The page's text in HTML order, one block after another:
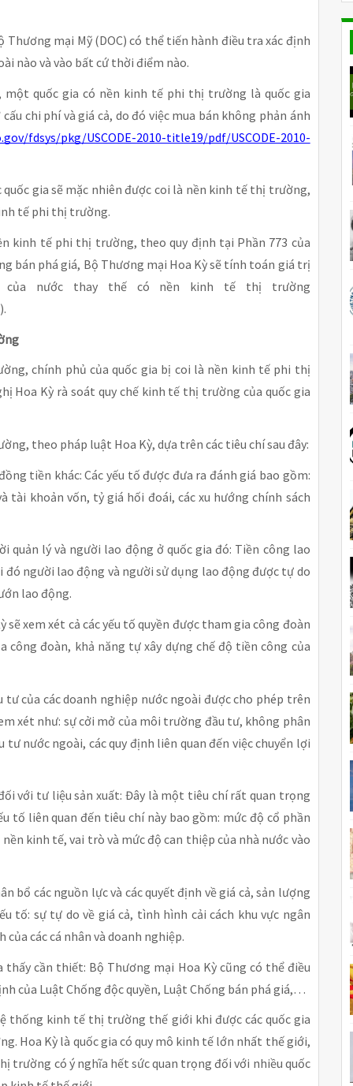
Thương mại Mỹ (DOC) có thể tiến hành điều tra xác định
nào và vào bất cứ thời điểm nào.
một quốc gia có nền kinh tế phi thị trường là quốc gia
chi phí và giá cả, do đó việc mua bán không phản ánh
fdsys/pkg/USCODE-2010-title19/pdf/USCODE-2010-
gia sẽ mặc nhiên được coi là nền kinh tế thị trường,
tế phi thị trường.
kinh tế phi thị trường, theo quy định tại Phần 773 của
bán phá giá, Bộ Thương mại Hoa Kỳ sẽ tính toán giá trị
của nước thay thế có nền kinh tế thị trường
).
chính phủ của quốc gia bị coi là nền kinh tế phi thị
Hoa Kỳ rà soát quy chế kinh tế thị trường của quốc gia
theo pháp luật Hoa Kỳ, dựa trên các tiêu chí sau đây:
tiền khác: Các yếu tố được đưa ra đánh giá bao gồm:
tài khoản vốn, tỷ giá hối đoái, các xu hướng chính sách
lý và người lao động ở quốc gia đó: Tiền công lao
người lao động và người sử dụng lao động được tự do
lao động.
xem xét cả các yếu tố quyền được tham gia công đoàn
đoàn, khả năng tự xây dựng chế độ tiền công của
của các doanh nghiệp nước ngoài được cho phép trên
xét như: sự cởi mở của môi trường đầu tư, không phân
nước ngoài, các quy định liên quan đến việc chuyển lợi
với tư liệu sản xuất: Đây là một tiêu chí rất quan trọng
tố liên quan đến tiêu chí này bao gồm: mức độ cổ phần
kinh tế, vai trò và mức độ can thiệp của nhà nước vào
bổ các nguồn lực và các quyết định về giá cả, sản lượng
tố: sự tự do về giá cả, tình hình cải cách khu vực ngân
các cá nhân và doanh nghiệp.
thấy cần thiết: Bộ Thương mại Hoa Kỳ cũng có thể điều
của Luật Chống độc quyền, Luật Chống bán phá giá,…
thống kinh tế thị trường thế giới khi được các quốc gia
Hoa Kỳ là quốc gia có quy mô kinh tế lớn nhất thế giới,
trường có ý nghĩa hết sức quan trọng đối với nhiều quốc